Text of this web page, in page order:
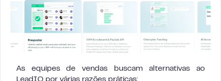
As equipes de vendas buscam alternativas ao
LeadIQ por várias razões práticas: